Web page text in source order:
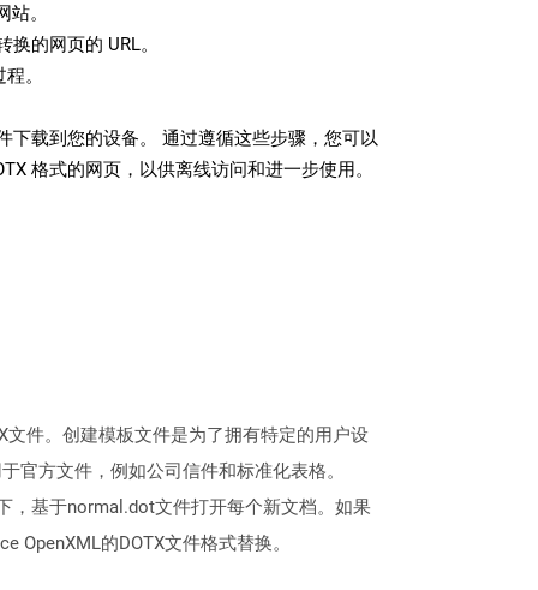
站。
的网页的 URL。
。
下载到您的设备。 通过遵循这些步骤，您可以
格式的网页，以供离线访问和进一步使用。
件。创建模板文件是为了拥有特定的用户设
官方文件，例如公司信件和标准化表格。
，基于normal.dot文件打开每个新文档。如果
的DOTX文件格式替换。